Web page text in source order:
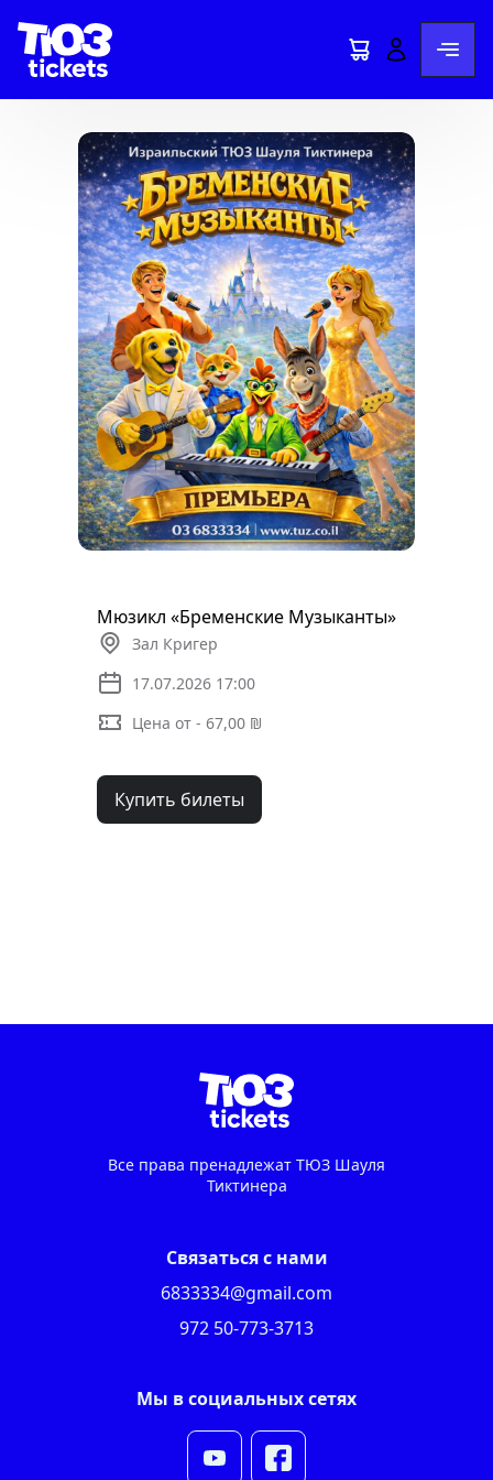
Мюзикл «Бременские Музыканты»
Зал Кригер
17.07.2026 17:00
Цена от - 67,00 ₪
Купить билеты
Все права пренадлежат ТЮЗ Шауля
Тиктинера
Связаться с нами
6833334@gmail.com
972 50-773-3713
Мы в социальных сетях